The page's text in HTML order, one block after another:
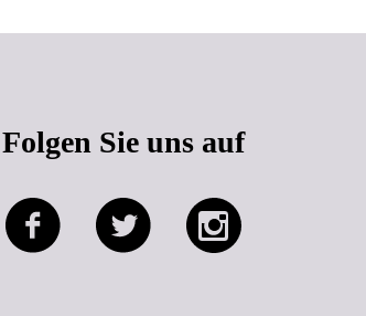
Folgen Sie uns auf